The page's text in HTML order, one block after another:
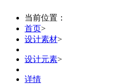
当前位置：
首页>
设计素材>
设计元素>
详情